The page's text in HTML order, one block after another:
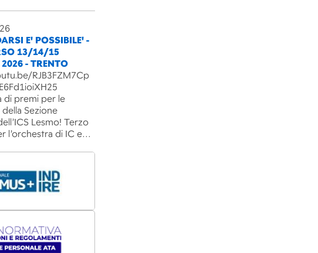
E' POSSIBILE' -
13/14/15
- TRENTO
RJB3FZM7Cp
di premi per le
Sezione
Lesmo! Terzo
l’orchestra di IC e…